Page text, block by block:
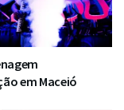
em Maceió